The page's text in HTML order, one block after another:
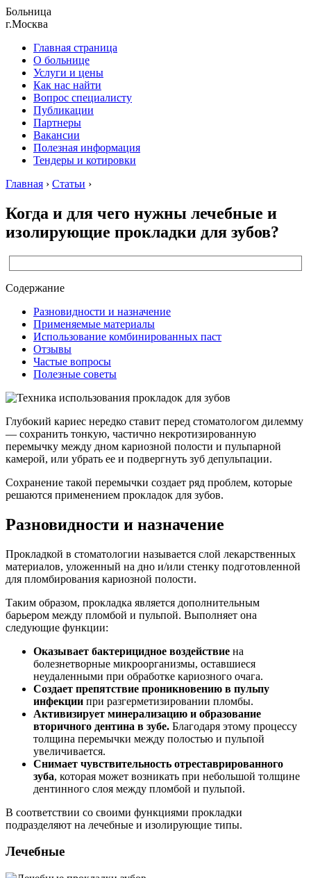
Больница
г.Москва
Главная страница
О больнице
Услуги и цены
Как нас найти
Вопрос специалисту
Публикации
Партнеры
Вакансии
Полезная информация
Тендеры и котировки
Главная › Статьи ›
Когда и для чего нужны лечебные и
изолирующие прокладки для зубов?
Содержание
Разновидности и назначение
Применяемые материалы
Использование комбинированных паст
Отзывы
Частые вопросы
Полезные советы
Глубокий кариес нередко ставит перед стоматологом дилемму
― сохранить тонкую, частично некротизированную
перемычку между дном кариозной полости и пульпарной
камерой, или убрать ее и подвергнуть зуб депульпации.
Сохранение такой перемычки создает ряд проблем, которые
решаются применением прокладок для зубов.
Разновидности и назначение
Прокладкой в стоматологии называется слой лекарственных
материалов, уложенный на дно и/или стенку подготовленной
для пломбирования кариозной полости.
Таким образом, прокладка является дополнительным
барьером между пломбой и пульпой. Выполняет она
следующие функции:
Оказывает бактерицидное воздействие на
болезнетворные микроорганизмы, оставшиеся
неудаленными при обработке кариозного очага.
Создает препятствие проникновению в пульпу
инфекции при разгерметизировании пломбы.
Активизирует минерализацию и образование
вторичного дентина в зубе. Благодаря этому процессу
толщина перемычки между полостью и пульпой
увеличивается.
Снимает чувствительность отреставрированного
зуба, которая может возникать при небольшой толщине
дентинного слоя между пломбой и пульпой.
В соответствии со своими функциями прокладки
подразделяют на лечебные и изолирующие типы.
Лечебные